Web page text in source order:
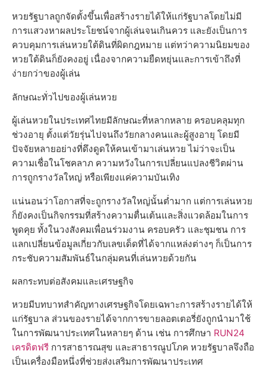
หวยรัฐบาลถูกจัดตั้งขึ้นเพื่อสร้างรายได้ให้แก่รัฐบาลโดยไม่มี
การแสวงหาผลประโยชน์จากผู้เล่นจนเกินควร และยังเป็นการ
ควบคุมการเล่นหวยใต้ดินที่ผิดกฎหมาย แต่ทว่าความนิยมของ
หวยใต้ดินก็ยังคงอยู่ เนื่องจากความยืดหยุ่นและการเข้าถึงที่
ง่ายกว่าของผู้เล่น
ลักษณะทั่วไปของผู้เล่นหวย
ผู้เล่นหวยในประเทศไทยมีลักษณะที่หลากหลาย ครอบคลุมทุก
ช่วงอายุ ตั้งแต่วัยรุ่นไปจนถึงวัยกลางคนและผู้สูงอายุ โดยมี
ปัจจัยหลายอย่างที่ดึงดูดให้คนเข้ามาเล่นหวย ไม่ว่าจะเป็น
ความเชื่อในโชคลาภ ความหวังในการเปลี่ยนแปลงชีวิตผ่าน
การถูกรางวัลใหญ่ หรือเพียงแค่ความบันเทิง
แน่นอนว่าโอกาสที่จะถูกรางวัลใหญ่นั้นต่ำมาก แต่การเล่นหวย
ก็ยังคงเป็นกิจกรรมที่สร้างความตื่นเต้นและสิ่งแวดล้อมในการ
พูดคุย ทั้งในวงสังคมเพื่อนร่วมงาน ครอบครัว และชุมชน การ
แลกเปลี่ยนข้อมูลเกี่ยวกับเลขเด็ดที่ได้จากแหล่งต่างๆ ก็เป็นการ
กระชับความสัมพันธ์ในกลุ่มคนที่เล่นหวยด้วยกัน
ผลกระทบต่อสังคมและเศรษฐกิจ
หวยมีบทบาทสำคัญทางเศรษฐกิจโดยเฉพาะการสร้างรายได้ให้
แก่รัฐบาล ส่วนของรายได้จากการขายลอตเตอรี่ยังถูกนำมาใช้
ในการพัฒนาประเทศในหลายๆ ด้าน เช่น การศึกษา RUN24
เครดิตฟรี การสาธารณสุข และสาธารณูปโภค หวยรัฐบาลจึงถือ
เป็นเครื่องมือหนึ่งที่ช่วยส่งเสริมการพัฒนาประเทศ